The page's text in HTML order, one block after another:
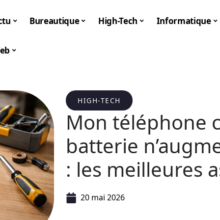
Bureautique High-Tech Informatique
HIGH-TECH
Mon téléphone
batterie
: les meilleures
20 mai 2026